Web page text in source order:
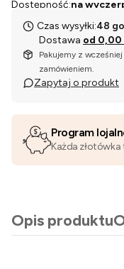
Dostępność:na
Czas wysyłki:48
Dostawa od 0,00
Pakujemy z wcześniej
zamówieniem.
Zapytaj o produkt
Program
Każda
Opis produktu